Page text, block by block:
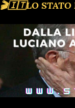
🎬🇮🇹LO STATO